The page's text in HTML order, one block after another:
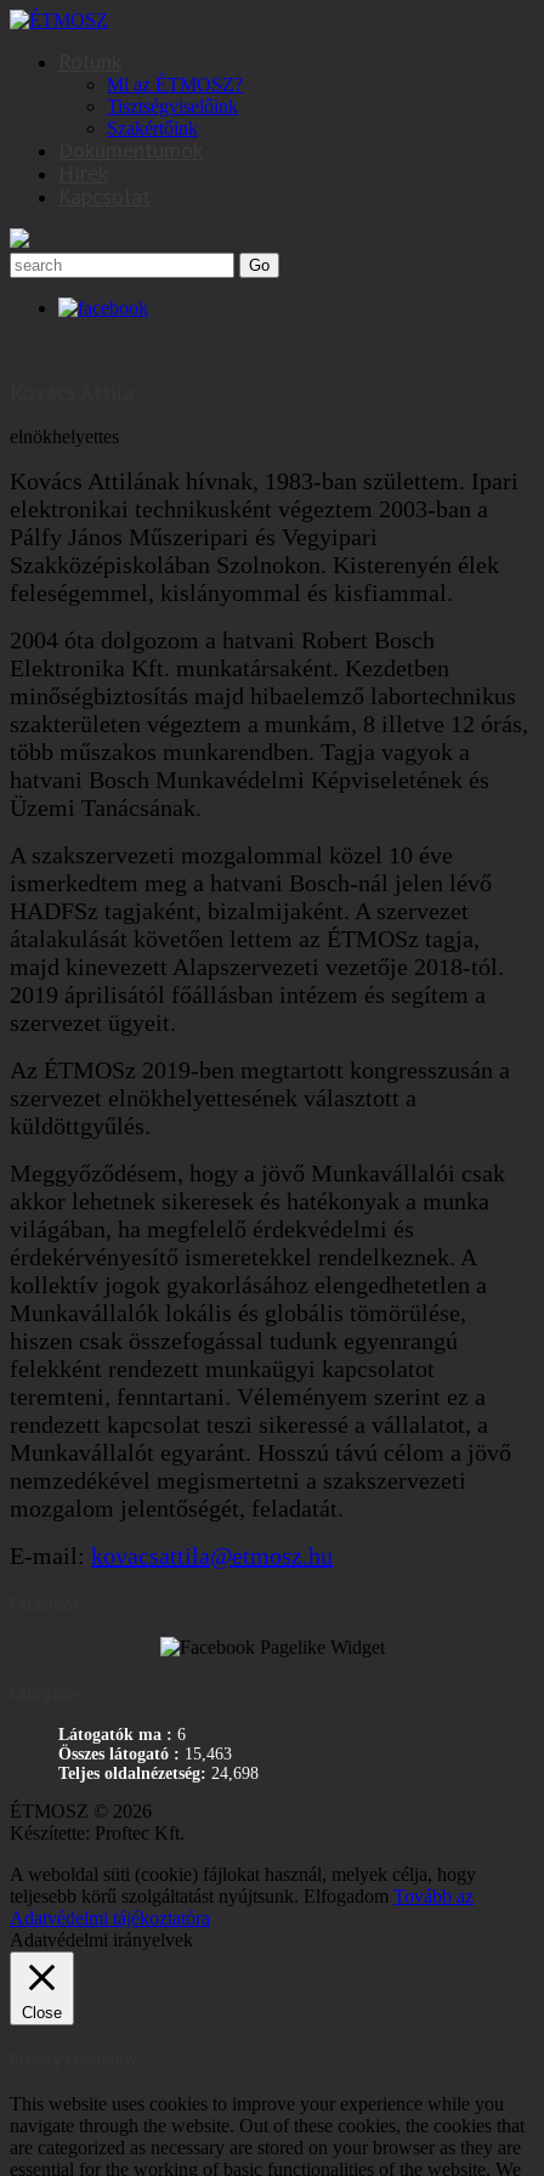
Mi az ÉTMOSZ?
Tisztségviselőink
Szakértőink
elnökhelyettes
Kovács Attilának hívnak, 1983-ban születtem. Ipari
elektronikai technikusként végeztem 2003-ban a
Pálfy János Műszeripari és Vegyipari
Szakközépiskolában Szolnokon. Kisterenyén élek
feleségemmel, kislányommal és kisfiammal.
2004 óta dolgozom a hatvani Robert Bosch
Elektronika Kft. munkatársaként. Kezdetben
minőségbiztosítás majd hibaelemző labortechnikus
szakterületen végeztem a munkám, 8 illetve 12 órás,
több műszakos munkarendben. Tagja vagyok a
hatvani Bosch Munkavédelmi Képviseletének és
Üzemi Tanácsának.
A szakszervezeti mozgalommal közel 10 éve
ismerkedtem meg a hatvani Bosch-nál jelen lévő
HADFSz tagjaként, bizalmijaként. A szervezet
átalakulását követően lettem az ÉTMOSz tagja,
majd kinevezett Alapszervezeti vezetője 2018-tól.
2019 áprilisától főállásban intézem és segítem a
szervezet ügyeit.
Az ÉTMOSz 2019-ben megtartott kongresszusán a
szervezet elnökhelyettesének választott a
küldöttgyűlés.
Meggyőződésem, hogy a jövő Munkavállalói csak
akkor lehetnek sikeresek és hatékonyak a munka
világában, ha megfelelő érdekvédelmi és
érdekérvényesítő ismeretekkel rendelkeznek. A
kollektív jogok gyakorlásához elengedhetetlen a
Munkavállalók lokális és globális tömörülése,
hiszen csak összefogással tudunk egyenrangú
felekként rendezett munkaügyi kapcsolatot
teremteni, fenntartani. Véleményem szerint ez a
rendezett kapcsolat teszi sikeressé a vállalatot, a
Munkavállalót egyaránt. Hosszú távú célom a jövő
nemzedékével megismertetni a szakszervezeti
mozgalom jelentőségét, feladatát.
E-mail: kovacsattila@etmosz.hu
Látogatók ma : 6
Összes látogató : 15,463
Teljes oldalnézetség: 24,698
ÉTMOSZ © 2026
Készítette: Proftec Kft.
A weboldal süti (cookie) fájlokat használ, melyek célja, hogy
teljesebb körű szolgáltatást nyújtsunk. Elfogadom Tovább az
Adatvédelmi tájékoztatóra
Adatvédelmi irányelvek
Close
This website uses cookies to improve your experience while you
navigate through the website. Out of these cookies, the cookies that
are categorized as necessary are stored on your browser as they are
essential for the working of basic functionalities of the website. We